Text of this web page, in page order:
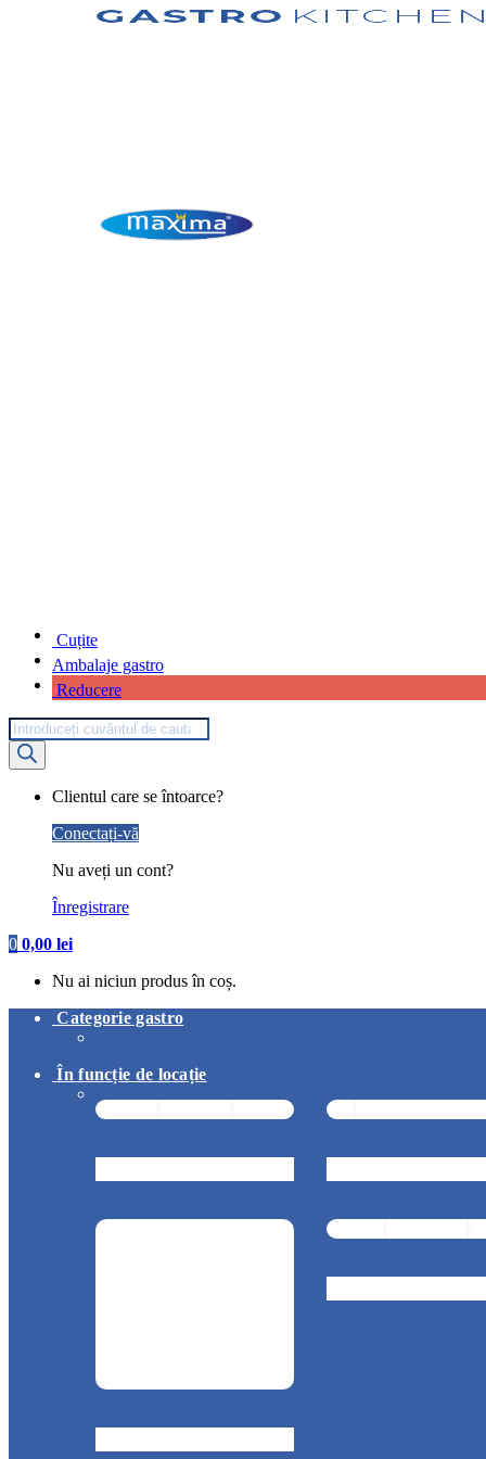
Cuțite
Ambalaje gastro
Reducere
Products
search
Clientul care se întoarce?
Conectați-vă
Nu aveți un cont?
Înregistrare
0 0,00 lei
Nu ai niciun produs în coș.
Categorie gastro
În funcție de locație